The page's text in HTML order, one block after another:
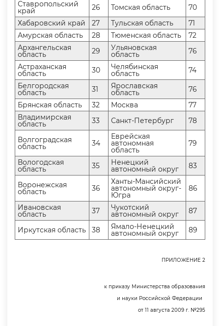
Ставропольский
край 26 Томская область
70
Хабаровский край
27 Тульская область
71
Амурская область
28 Тюменская область
72
Архангельская
область 29 Ульяновская
область
76
Астраханская
область 30 Челябинская
область
74
Белгородская
область 31 Ярославская
область
76
Брянская область
32 Москва
77
ладимирская
область 33 Санкт-Петербур 78
олгоградская
область 34
Еврейская
автономная
область
79
ологодская
область 35 Ненецкий
автономный окру 83
оронежская
область 36
Ханты-Мансийский
автономный округ-
Югра
86
Ивановская
область 37 Чукотский
автономный окру 87
Иркутская область 38 Ямало-Ненецкий
автономный окру 89
ПРИЛОЖЕНИЕ 2
к приказу Министерства образования
и науки Российской Федерации
от 11 августа 2009 г. №295